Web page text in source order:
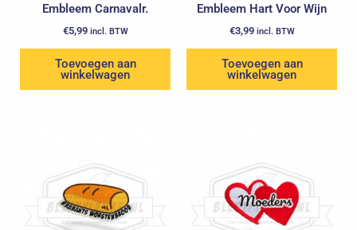
Embleem Carnavalr.
€5,99 incl. BTW
Toevoegen aan
winkelwagen
Embleem Hart Voor Wijn
€3,99 incl. BTW
Toevoegen aan
winkelwagen